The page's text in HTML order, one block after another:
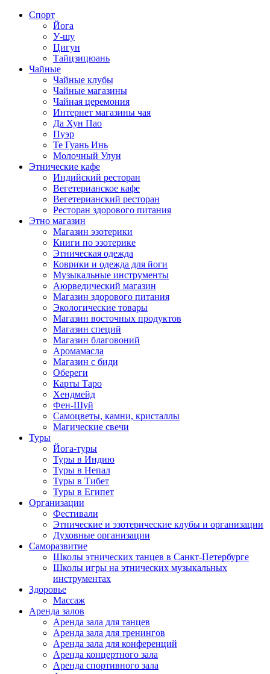
Спорт
Йога
У-шу
Цигун
Тайцзицюань
Чайные
Чайные клубы
Чайные магазины
Чайная церемония
Интернет магазины чая
Да Хун Пао
Пуэр
Те Гуань Инь
Молочный Улун
Этнические кафе
Индийский ресторан
Вегетерианское кафе
Вегетерианский ресторан
Ресторан здорового питания
Этно магазин
Магазин эзотерики
Книги по эзотерике
Этническая одежда
Коврики и одежда для йоги
Музыкальные инструменты
Аюрведический магазин
Магазин здорового питания
Экологические товары
Магазин восточных продуктов
Магазин специй
Магазин благовоний
Аромамасла
Магазин с биди
Обереги
Карты Таро
Хендмейд
Фен-Шуй
Самоцветы, камни, кристаллы
Магические свечи
Туры
Йога-туры
Туры в Индию
Туры в Непал
Туры в Тибет
Туры в Египет
Организации
Фестивали
Этнические и эзотерические клубы и организации
Духовные организации
Саморазвитие
Школы этнических танцев в Санкт-Петербурге
Школы игры на этнических музыкальных
инструментах
Здоровье
Массаж
Аренда залов
Аренда зала для танцев
Аренда зала для тренингов
Аренда зала для конференций
Аренда концертного зала
Аренда спортивного зала